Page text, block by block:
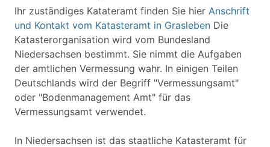
Ihr zuständiges Katateramt finden Sie hier Anschrift
und Kontakt vom Katasteramt in Grasleben Die
Katasterorganisation wird vom Bundesland
Niedersachsen bestimmt. Sie nimmt die Aufgaben
der amtlichen Vermessung wahr. In einigen Teilen
Deutschlands wird der Begriff "Vermessungsamt"
oder "Bodenmanagement Amt" für das
Vermessungsamt verwendet.
In Niedersachsen ist das staatliche Katasteramt für